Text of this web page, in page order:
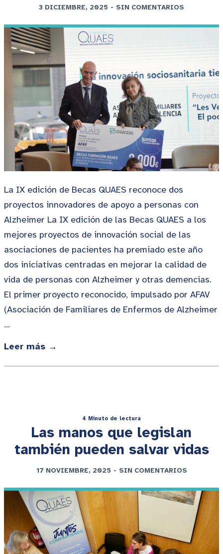
3 DICIEMBRE, 2025 - SIN COMENTARIOS
La IX edición de Becas QUAES reconoce dos
proyectos innovadores de apoyo a personas con
Alzheimer La IX edición de las Becas QUAES a los
mejores proyectos de innovación social de las
asociaciones de pacientes ha premiado este año
dos iniciativas centradas en mejorar la calidad de
vida de personas con Alzheimer y otras demencias.
El primer proyecto reconocido, impulsado por AFAV
(Asociación de Familiares de Enfermos de Alzheimer
…
Leer más →
4 Minuto de lectura
Las manos que legislan
también pueden salvar vidas
17 NOVIEMBRE, 2025 - SIN COMENTARIOS